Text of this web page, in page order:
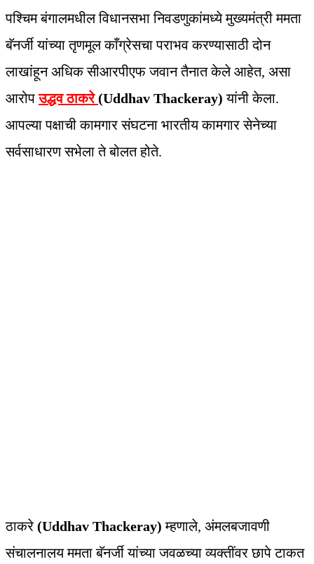
पश्चिम बंगालमधील विधानसभा निवडणुकांमध्ये मुख्यमंत्री ममता
बॅनर्जी यांच्या तृणमूल काँग्रेसचा पराभव करण्यासाठी दोन
लाखांहून अधिक सीआरपीएफ जवान तैनात केले आहेत, असा
आरोपउद्धव ठाकरे(Uddhav Thackeray) यांनी केला.
आपल्या पक्षाची कामगार संघटना भारतीय कामगार सेनेच्या
सर्वसाधारण सभेला ते बोलत होते.
ठाकरे (Uddhav Thackeray) म्हणाले, अंमलबजावणी
संचालनालय ममता बॅनर्जी यांच्या जवळच्या व्यक्तींवर छापे टाकत